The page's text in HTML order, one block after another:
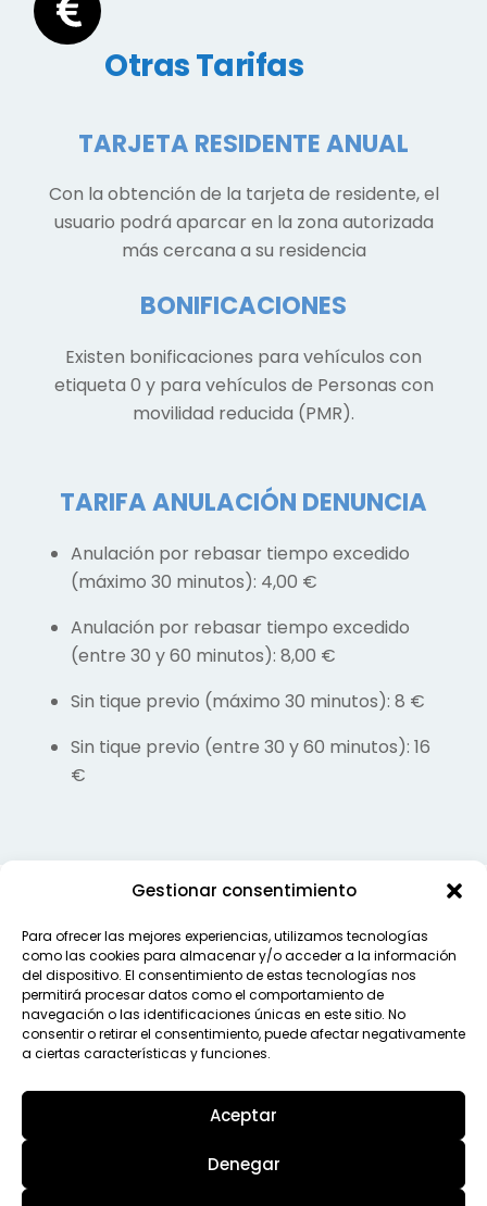
Gestionar consentimiento
Para ofrecer las mejores experiencias, utilizamos tecnologías
como las cookies para almacenar y/o acceder a la información
del dispositivo. El consentimiento de estas tecnologías nos
permitirá procesar datos como el comportamiento de
navegación o las identificaciones únicas en este sitio. No
consentir o retirar el consentimiento, puede afectar negativamente
a ciertas características y funciones.
Aceptar
Denegar
Otras Tarifas
TARJETA RESIDENTE ANUAL
Con la obtención de la tarjeta de residente, el
usuario podrá aparcar en la zona autorizada
más cercana a su residencia
BONIFICACIONES
Existen bonificaciones para vehículos con
etiqueta 0 y para vehículos de Personas con
movilidad reducida (PMR).
TARIFA ANULACIÓN DENUNCIA
Anulación por rebasar tiempo excedido
(máximo 30 minutos): 4,00 €
Anulación por rebasar tiempo excedido
(entre 30 y 60 minutos): 8,00 €
Sin tique previo (máximo 30 minutos): 8 €
Sin tique previo (entre 30 y 60 minutos): 16
€
Top
AVISO LEGAL
POLÍTICA DE PRIVACIDAD